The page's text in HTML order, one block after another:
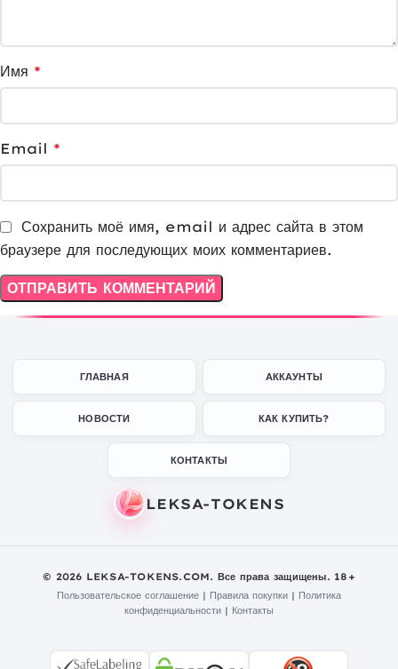
Имя *
Email *
Сохранить моё имя, email и адрес сайта в этом
браузере для последующих моих комментариев.
ГЛАВНАЯ АККАУНТЫ
НОВОСТИ КАК КУПИТЬ?
КОНТАКТЫ
© 2026 LEKSA-TOKENS.COM. Все права защищены. 18+
Пользовательское соглашение | Правила покупки | Политика
конфиденциальности | Контакты